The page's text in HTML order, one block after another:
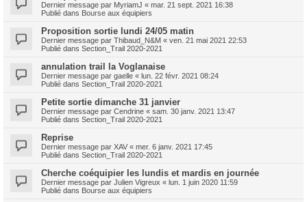
Dernier message par MyriamJ « mar. 21 sept. 2021 16:38
Publié dans Bourse aux équipiers
Proposition sortie lundi 24/05 matin
Dernier message par Thibaud_N&M « ven. 21 mai 2021 22:53
Publié dans Section_Trail 2020-2021
annulation trail la Voglanaise
Dernier message par gaelle « lun. 22 févr. 2021 08:24
Publié dans Section_Trail 2020-2021
Petite sortie dimanche 31 janvier
Dernier message par Cendrine « sam. 30 janv. 2021 13:47
Publié dans Section_Trail 2020-2021
Reprise
Dernier message par XAV « mer. 6 janv. 2021 17:45
Publié dans Section_Trail 2020-2021
Cherche coéquipier les lundis et mardis en journée
Dernier message par Julien Vigreux « lun. 1 juin 2020 11:59
Publié dans Bourse aux équipiers